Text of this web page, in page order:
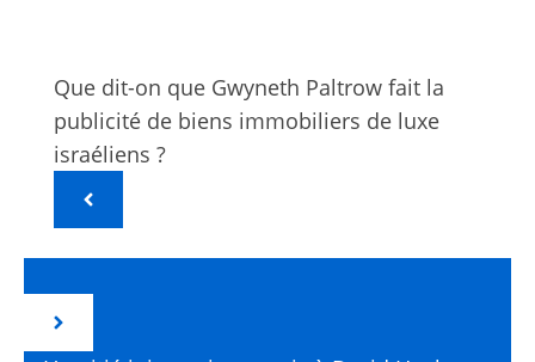
Que dit-on que Gwyneth Paltrow fait la
publicité de biens immobiliers de luxe
israéliens ?